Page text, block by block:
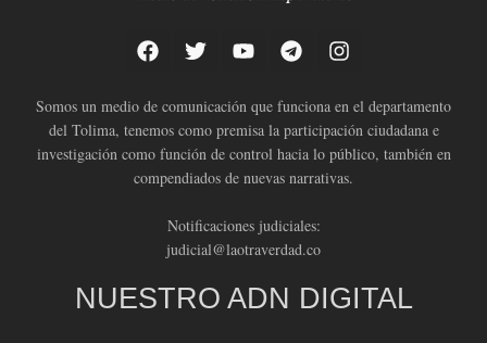
Somos un medio de comunicación que funciona en el departamento
del Tolima, tenemos como premisa la participación ciudadana e
investigación como función de control hacia lo público, también en
compendiados de nuevas narrativas.
Notificaciones judiciales:
judicial@laotraverdad.co
NUESTRO ADN DIGITAL